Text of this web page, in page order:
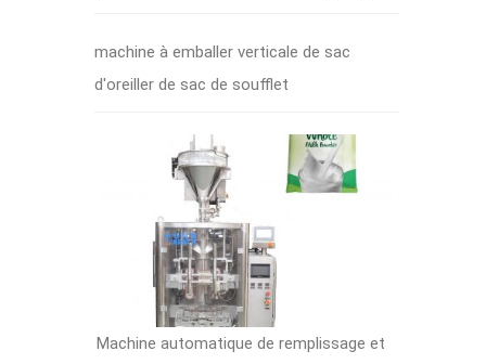
machine à emballer verticale de sac
d'oreiller de sac de soufflet
Machine automatique de remplissage et